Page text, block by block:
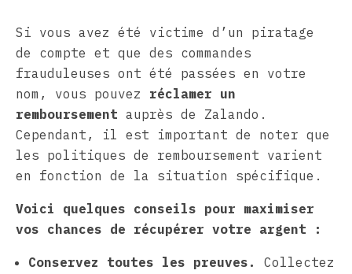
Si vous avez été victime d’un piratage
de compte et que des commandes
frauduleuses ont été passées en votre
nom, vous pouvez réclamer un
remboursement auprès de Zalando.
Cependant, il est important de noter que
les politiques de remboursement varient
en fonction de la situation spécifique.
Voici quelques conseils pour maximiser
vos chances de récupérer votre argent :
Conservez toutes les preuves.
Collectez